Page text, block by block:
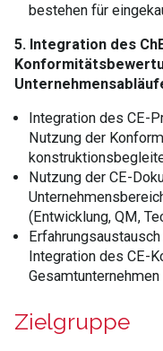
bestehen für
5. Integration des
Integration des CE-
Nutzung der
Nutzung der CE-
(Entwicklung, QM,
Integration des CE-
Gesamtunternehmen
Zielgruppe